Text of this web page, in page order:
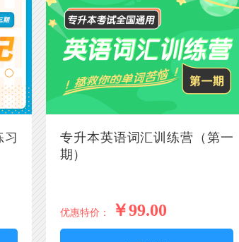
专升本英语词汇训练营（第一
期）
优惠特价： ￥99.00